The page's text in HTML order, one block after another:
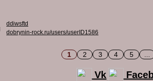
ddiwsftd
dobrynin-rock.ru/users/userID1586
1 2 3 4 5
Vk